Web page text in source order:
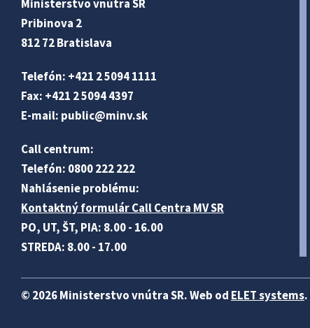
Ministerstvo vnútra SR
Pribinova 2
812 72 Bratislava
Telefón: +421 2 5094 1111
Fax: +421 2 5094 4397
E-mail: public@minv.sk
Call centrum:
Telefón: 0800 222 222
Nahlásenie problému:
Kontaktný formulár Call Centra MV SR
PO, UT, ŠT, PIA: 8.00 - 16.00
STREDA: 8.00 - 17.00
© 2026 Ministerstvo vnútra SR. Web od ELET systems.